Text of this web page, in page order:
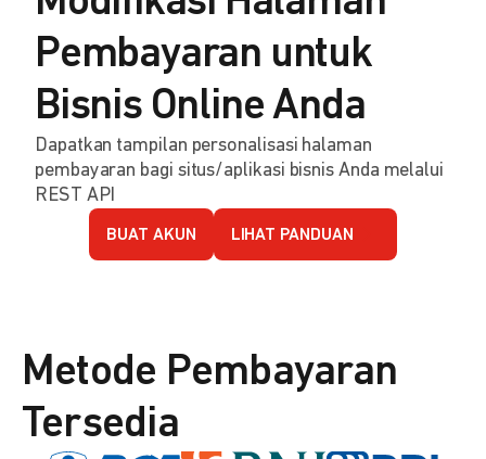
Pembayaran untuk
Bisnis Online Anda
Dapatkan tampilan personalisasi halaman
pembayaran bagi situs/aplikasi bisnis Anda melalui
REST API
BUAT AKUN LIHAT PANDUAN
Metode Pembayaran
Tersedia